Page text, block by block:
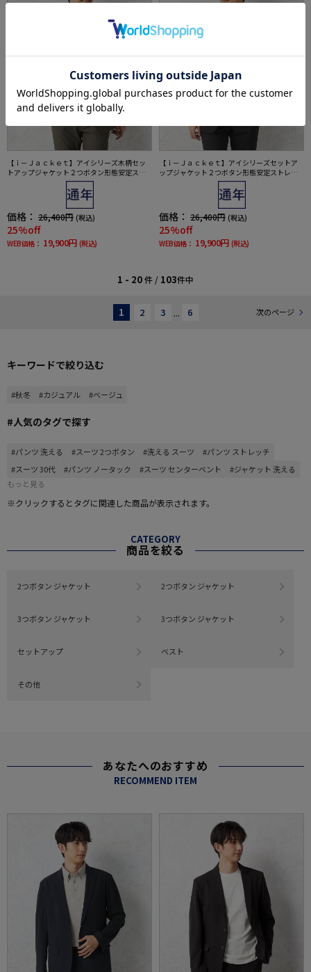
【ｉ－Ｊａｃｋｅｔ】アイシリーズ木柄セッ
トアップジャケット２つボタン形態安定スト
レッチ軽量ウォッシャブル通年
価格： 26,400円 (税込)
25%off
WEB価格： 19,900円 (税込)
【ｉ－Ｊａｃｋｅｔ】アイシリーズセットア
ップジャケット２つボタン形態安定ストレッ
チ軽量ウォッシャブル通年
価格： 26,400円 (税込)
25%off
WEB価格： 19,900円 (税込)
1 - 20件 / 103件中
1 2 3 ... 6 次のページ
キーワードで絞り込む
#秋冬 #カジュアル #ベージュ
#人気のタグで探す
#パンツ 洗える #スーツ 2つボタン #洗える スーツ
#パンツ ストレッチ
#スーツ 30代
#パンツ ノータック #スーツ センターベント
#ジャケット 洗える
もっと見る
※クリックするとタグに関連した商品が表示されます。
CATEGORY
商品を絞る
2つボタン ジャケット 2つボタン ジャケット
3つボタン ジャケット 3つボタン ジャケット
セットアップ ベスト
その他
あなたへのおすすめ
RECOMMEND ITEM